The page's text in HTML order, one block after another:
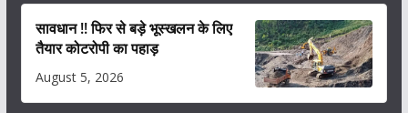
सावधान !! फिर से बड़े भूस्खलन के लिए
तैयार कोटरोपी का पहाड़
August 5, 2026